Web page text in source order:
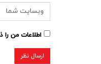
اطلاعات من را